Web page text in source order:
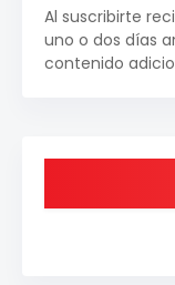
Al suscribirte
uno o dos días
contenido